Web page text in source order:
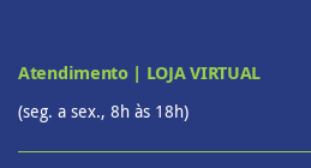
Atendimento | LOJA VIRTUAL
(seg. a sex., 8h às 18h)